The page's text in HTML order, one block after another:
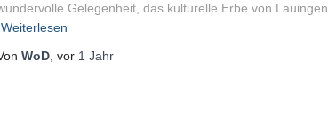
Gelegenheit, das kulturelle Erbe von Lauingen
Weiterlesen
WoD , vor 1 Jahr